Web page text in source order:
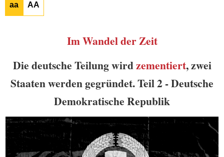
aa AA
Im Wandel der Zeit
Die deutsche Teilung wirdzementiert, zwei
Staaten werden gegründet. Teil 2 - Deutsche
Demokratische Republik